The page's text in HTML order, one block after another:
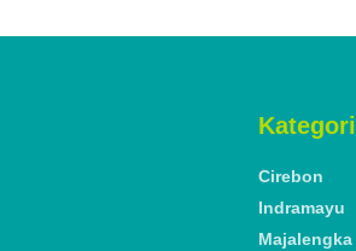
Kategori
Cirebon
Indramayu
Majalengka